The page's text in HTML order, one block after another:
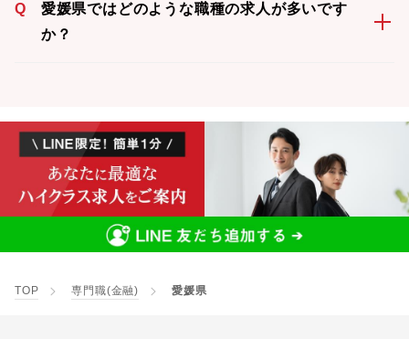
Q
愛媛県ではどのような職種の求人が多いです
か？
TOP 専門職(金融) 愛媛県